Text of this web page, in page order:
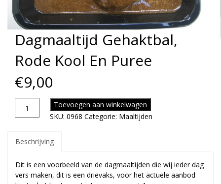
Dagmaaltijd Gehaktbal,
Rode Kool En Puree
€9,00
Toevoegen aan winkelwagen
SKU: 0968 Categorie: Maaltijden
Beschrijving
Dit is een voorbeeld van de dagmaaltijden die wij ieder dag
vers maken, dit is een drievaks, voor het actuele aanbod